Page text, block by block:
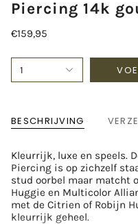
Piercing 14k
€159,95
1
BESCHRIJVING
Kleurrijk, luxe en speels.
Piercing is op zichzelf
stud oorbel maar matcht
Huggie en Multicolor
met de Citrien of Robijn
kleurrijk geheel.